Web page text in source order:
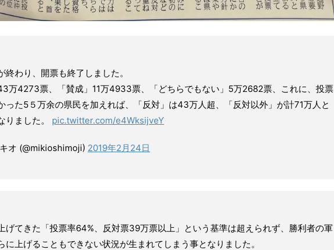
終わり、開票も終了しました。
43万4273票、「賛成」11万4933票、「どちらでもない」5万2682票、これに、投票
った5５万余の県民を加えれば、「反対」は43万人超、「反対以外」が計71万人と
りました。 pic.twitter.com/e4WksijveY
オ (@mikioshimoji) 2019年2月24日
げてきた「投票率64%、反対票39万票以上」という基準は超えられず、勝利者の軍
に上げることもできない状況が生まれてしまう事となりました。